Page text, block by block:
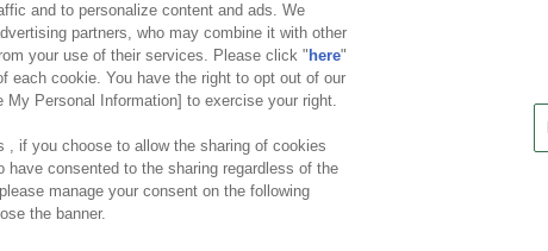
について カスタマーハラスメント対応方針
and to personalize content and ads. We
partners, who may combine it with other
your use of their services. Please click " here"
each cookie. You have the right to opt out of our
Personal Information] to exercise your right.
, if you choose to allow the sharing of cookies
have consented to the sharing regardless of the
manage your consent on the following
the banner.